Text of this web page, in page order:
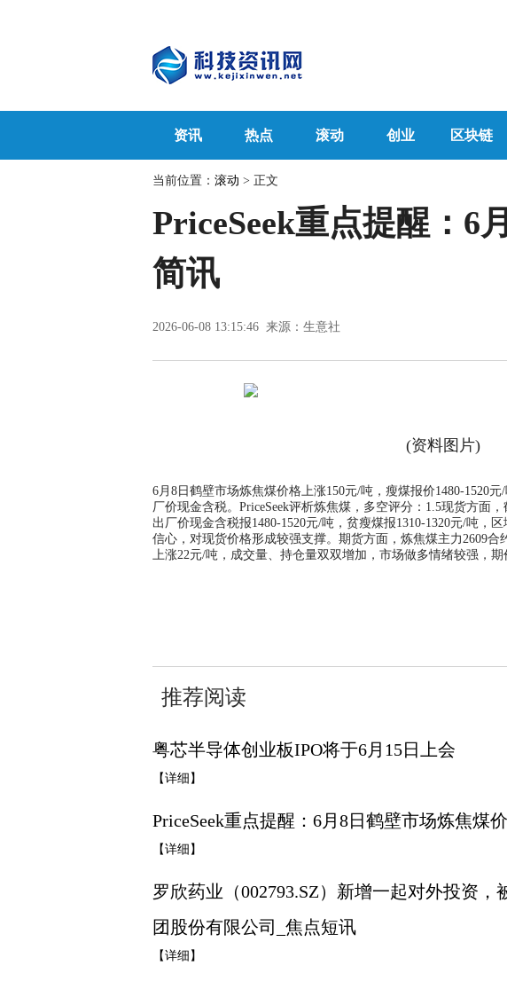
资讯 热点 滚动 创业 区块链
当前位置： 滚动 > 正文
PriceSeek重点提醒：6
简讯
2026-06-08 13:15:46 来源：生意社
(资料图片)
6月8日鹤壁市场炼焦煤价格上涨150元/吨，瘦煤报价1480-1520
厂价现金含税。PriceSeek评析炼焦煤，多空评分：1.5现货方面
出厂价现金含税报1480-1520元/吨，贫瘦煤报1310-1320元/吨，
信心，对现货价格形成较强支撑。期货方面，炼焦煤主力2609合
上涨22元/吨，成交量、持仓量双双增加，市场做多情绪较强，期
推荐阅读
粤芯半导体创业板IPO将于6月15日上会
【详细】
PriceSeek重点提醒：6月8日鹤壁市场炼焦煤
【详细】
罗欣药业（002793.SZ）新增一起对外投资
团股份有限公司_焦点短讯
【详细】